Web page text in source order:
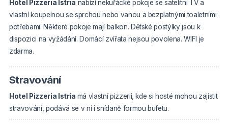
Hotel Pizzeria Istria nabízí nekuřácké pokoje se satelitní TV a
vlastní koupelnou se sprchou nebo vanou a bezplatnými toaletními
potřebami. Některé pokoje mají balkon. Dětské postýlky jsou k
dispozici na vyžádání. Domácí zvířata nejsou povolena. WIFI je
zdarma.
Stravování
Hotel Pizzeria Istria má vlastní pizzerii, kde si hosté mohou zajistit
stravování, podává se v ní i snídaně formou bufetu.